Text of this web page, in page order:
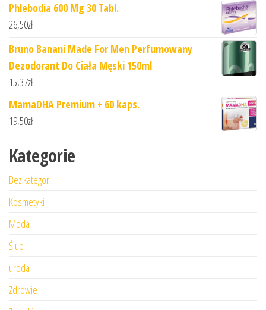
Phlebodia 600 Mg 30 Tabl.
26,50zł
Bruno Banani Made For Men Perfumowany
Dezodorant Do Ciała Męski 150ml
15,37zł
MamaDHA Premium + 60 kaps.
19,50zł
Kategorie
Bez kategorii
Kosmetyki
Moda
Ślub
uroda
Zdrowie